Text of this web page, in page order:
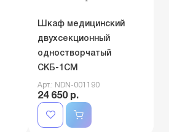
Шкаф медицинский
двухсекционный
одностворчатый
СКБ-1СМ
Арт.: NDN-001190
24 650 р.